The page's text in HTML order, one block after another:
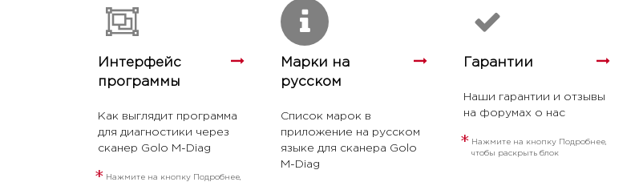
Интерфейс
программы
Как выглядит программа
для диагностики через
сканер Golo M-Diag
Нажмите на кнопку Подробнее,
Марки на
русском
Список марок в
приложение на русском
языке для сканера Golo
M-Diag
Гарантии
Наши гарантии и отзывы
на форумах о нас
* Нажмите на кнопку Подробнее,
чтобы раскрыть блок